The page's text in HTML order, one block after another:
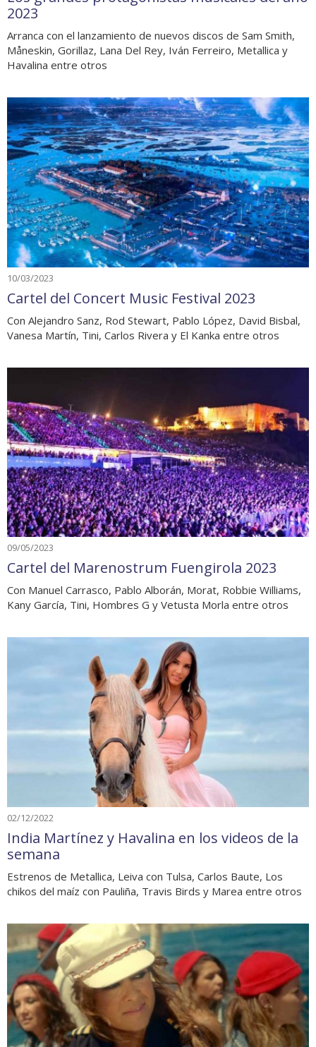
2023
Arranca con el lanzamiento de nuevos discos de Sam Smith,
Måneskin, Gorillaz, Lana Del Rey, Iván Ferreiro, Metallica y
Havalina entre otros
10/03/2023
Cartel del Concert Music Festival 2023
Con Alejandro Sanz, Rod Stewart, Pablo López, David Bisbal,
Vanesa Martín, Tini, Carlos Rivera y El Kanka entre otros
09/05/2023
Cartel del Marenostrum Fuengirola 2023
Con Manuel Carrasco, Pablo Alborán, Morat, Robbie Williams,
Kany García, Tini, Hombres G y Vetusta Morla entre otros
02/12/2022
India Martínez y Havalina en los videos de la
semana
Estrenos de Metallica, Leiva con Tulsa, Carlos Baute, Los
chikos del maíz con Pauliña, Travis Birds y Marea entre otros